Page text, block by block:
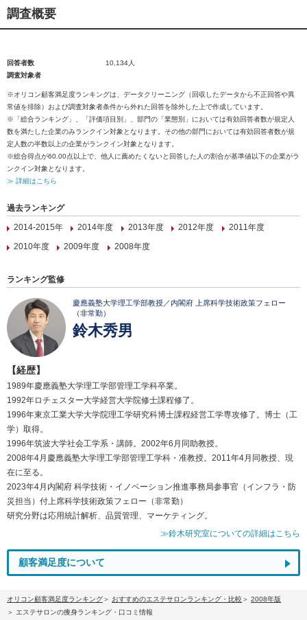
調査概要
回答者数
10,134人
調査対象者
※オリコン顧客満足度ランキングは、データクリーニング（回収したデータから不正回答や異
常値を排除）および調査対象者条件から外れた回答を除外した上で作成しています。
※「総合ランキング」、「評価項目別」、部門の「業態別」においては有効回答者数が規定人
数を満たした企業のみランクイン対象となります。その他の部門においては有効回答者数が規
定人数の半数以上の企業がランクイン対象となります。
※総合得点が60.00点以上で、他人に薦めたくないと回答した人の割合が基準値以下の企業がラ
ンクイン対象となります。
≫ 詳細はこちら
過去ランキング
2014-2015年
2014年度 2013年度 2012年度
2011年度
2010年度
2009年度 2008年度
ランキング監修
慶應義塾大学理工学部教授／内閣府 上席科学技術政策フェロー
（非常勤）
鈴木秀男
【経歴】
1989年慶應義塾大学理工学部管理工学科卒業。
1992年ロチェスター大学経営大学院修士課程修了。
1996年東京工業大学大学院理工学研究科博士課程経営工学専攻修了。博士（工
学）取得。
1996年筑波大学社会工学系・講師。2002年6月同助教授。
2008年4月慶應義塾大学理工学部管理工学科・准教授。2011年4月同教授、現
在に至る。
2023年4月内閣府 科学技術・イノベーション推進事務局参事官（インフラ・防
災担当）付上席科学技術政策フェロー（非常勤）
研究分野は応用統計解析、品質管理、マーケティング。
≫鈴木研究室についての詳細はこちら
顧客満足度について
オリコン顧客満足度ランキング おすすめのエステサロンランキング・比較
2008年版
エステサロンの痩身ランキング・口コミ情報